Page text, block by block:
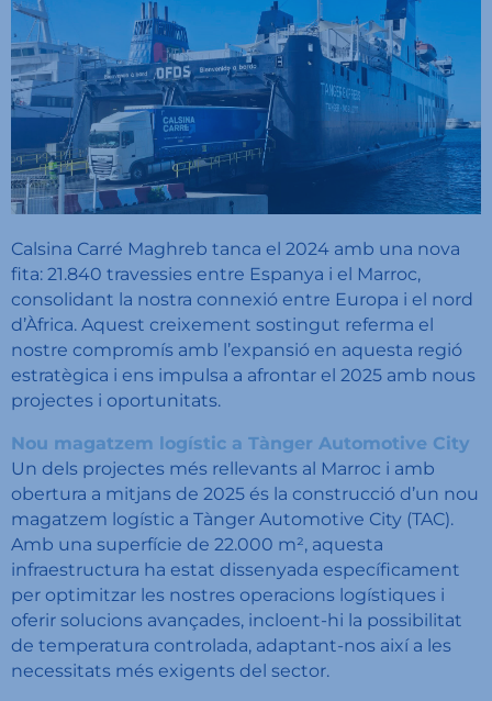
Calsina Carré Maghreb tanca el 2024 amb una nova
fita: 21.840 travessies entre Espanya i el Marroc,
consolidant la nostra connexió entre Europa i el nord
d’Àfrica. Aquest creixement sostingut referma el
nostre compromís amb l’expansió en aquesta regió
estratègica i ens impulsa a afrontar el 2025 amb nous
projectes i oportunitats.
Nou magatzem logístic a Tànger Automotive City
Un dels projectes més rellevants al Marroc i amb
obertura a mitjans de 2025 és la construcció d’un nou
magatzem logístic a Tànger Automotive City (TAC).
Amb una superfície de 22.000 m², aquesta
infraestructura ha estat dissenyada específicament
per optimitzar les nostres operacions logístiques i
oferir solucions avançades, incloent-hi la possibilitat
de temperatura controlada, adaptant-nos així a les
necessitats més exigents del sector.